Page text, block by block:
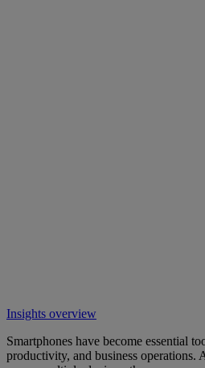
Insights overview
Smartphones have become essential
productivity, and business operations.